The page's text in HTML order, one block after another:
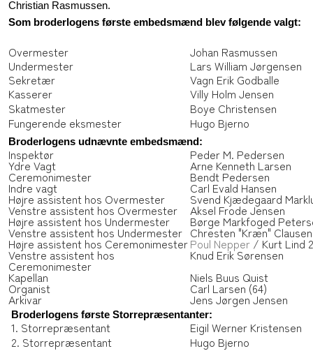
Christian Rasmussen.
Som broderlogens første embedsmænd blev følgende valgt:
Overmester
Johan Rasmussen
Undermester
Lars William Jørgensen
Sekretær
Vagn Erik Godballe
Kasserer
Villy Holm Jensen
Skatmester
Boye Christensen
Fungerende eksmester
Hugo Bjerno
Broderlogens udnævnte embedsmænd:
Inspektør Peder M. Pedersen
Ydre Vagt Arne Kenneth Larsen
Ceremonimester Bendt Pedersen
Indre vagt Carl Evald Hansen
Højre assistent hos Overmester Svend Kjædegaard
Venstre assistent hos Overmester Aksel Frode Jensen
Højre assistent hos Undermester Børge Markfoged
Venstre assistent hos Undermester Chresten "Kræn" Clausen
Højre assistent hos CeremonimesterPoul Nepper / Kurt Lind
Venstre assistent hos
Ceremonimester
Knud Erik Sørensen
Kapellan
Niels Buus Quist
Organist Carl Larsen (64)
Arkivar Jens Jørgen Jensen
Broderlogens første Storrepræsentanter:
1. Storrepræsentant
Eigil Werner Kristensen
2. Storrepræsentant
Hugo Bjerno